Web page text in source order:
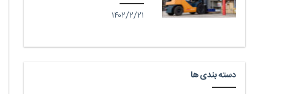
۱۴۰۲/۲/۲۱
دسته بندی ها